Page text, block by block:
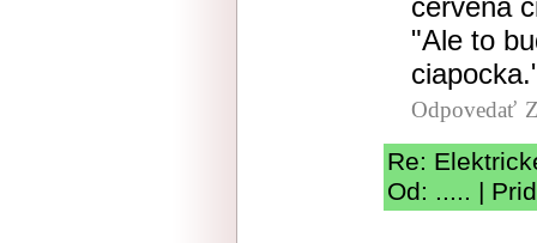
cervena
"Ale to
Odpovedať
Re:
Od: ..... |